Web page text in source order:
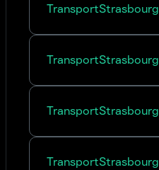
TransportStrasbourg
TransportStrasbourg
TransportStrasbourg
TransportStrasbourg